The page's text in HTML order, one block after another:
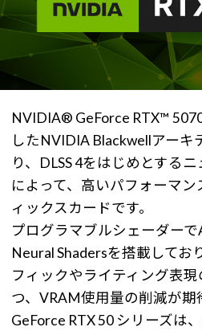
NVIDIA® GeForce RTX™
したNVIDIA Blackwellアーキ
り、DLSS 4をはじめとする
によって、高いパフォーマ
ィックスカードです。
プログラマブルシェーダー
Neural Shadersを搭載してお
フィックやライティング表
つ、VRAM使用量の削減が期
GeForce RTX 50 シリーズは